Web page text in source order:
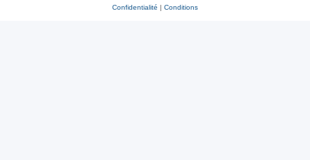
Confidentialité | Conditions